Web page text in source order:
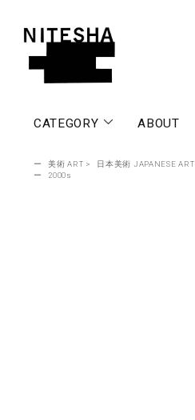
CATEGORY ABOUT
ー 美術 ART >
日本美術 JAPANESE ART
ー
2000s